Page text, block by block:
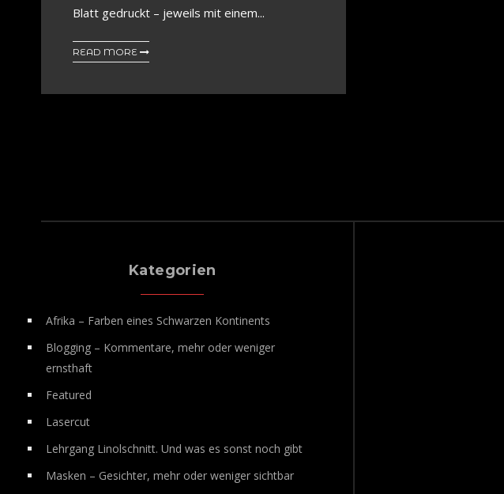
Blatt gedruckt – jeweils mit einem...
READ MORE
Kategorien
Afrika – Farben eines Schwarzen Kontinents
Blogging – Kommentare, mehr oder weniger
ernsthaft
Featured
Lasercut
Lehrgang Linolschnitt. Und was es sonst noch gibt
Masken – Gesichter, mehr oder weniger sichtbar